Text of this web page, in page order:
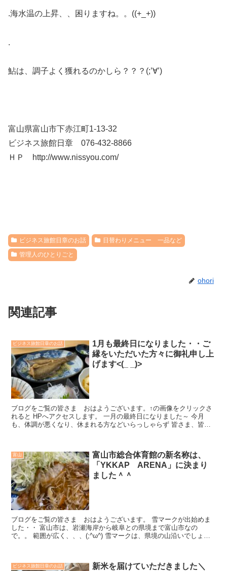
.海水温の上昇、、困りますね。。((+_+))
.
鮎は、調子よく獲れるのかしら？？？(;’∀’)
富山県富山市下赤江町1-13-32
ビジネス旅館日章 076-432-8866
ＨＰ http://www.nissyou.com/
ビジネス旅館日章のお話
日替わりメニュー 一品など
管理人のひとりごと
ohori
関連記事
ビジネス旅館日章のお話
1月も最終日になりました・・ご
縁をいただいた方々に御礼申し上
げます<(_ _)>
ブログをご覧の皆さま おはようございます。↑の画像をクリックさ
れると HPへアクセスします。 一月の最終日になりました～ 今月
も、体調が悪くなり、休まれる方などいらっしゃらず 皆さま、皆勤
富山
富山市総合体育館の新名称は、
「YKKAP ARENA」に決まり
ました＾＾
ブログをご覧の皆さま おはようございます。 雪マークが出始めま
した・・ 富山市は、岩瀬海岸から岐阜との県境まで富山市なの
で。。 範囲が広く、、、(;^ω^) 雪マークは、県境の山沿いでしょう
ビジネス旅館日章のお話
新米を届けていただきました＼